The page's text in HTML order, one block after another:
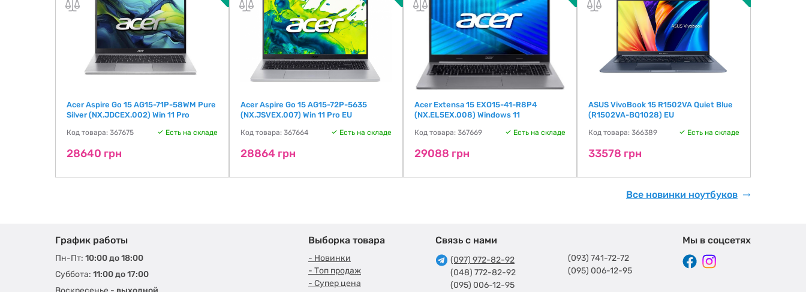
Acer Aspire Go 15 AG15-71P-58WM Pure
Silver (NX.JDCEX.002) Win 11 Pro
Код товара: 367675 Есть на складе
28640 грн
Acer Aspire Go 15 AG15-72P-5635
(NX.JSVEX.007) Win 11 Pro EU
Код товара: 367664 Есть на складе
28864 грн
Acer Extensa 15 EXO15-41-R8P4
(NX.EL5EX.008) Windows 11
Код товара: 367669 Есть на складе
29088 грн
ASUS VivoBook 15 R1502VA Quiet Blue
(R1502VA-BQ1028) EU
Код товара: 366389 Есть на складе
33578 грн
Все новинки ноутбуков
График работы
Пн-Пт: 10:00 до 18:00
Суббота: 11:00 до 17:00
Выборка товара
- Новинки
- Топ продаж
- Супер цена
Связь с нами
(097) 972-82-92
(048) 772-82-92
(095) 006-12-95
(093) 741-72-72
(095) 006-12-95
Мы в соцсетях